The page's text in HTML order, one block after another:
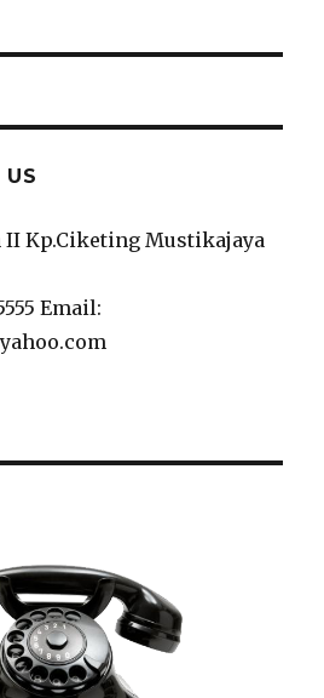
II Kp.Ciketing Mustikajaya
Email: